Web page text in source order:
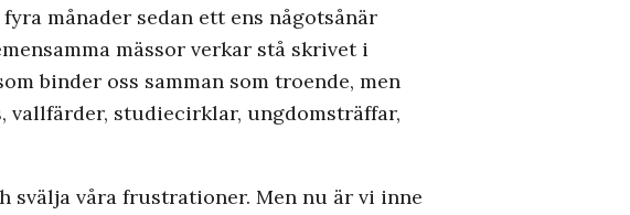
månader sedan ett ens någotsånär
mässor verkar stå skrivet i
binder oss samman som troende, men
vallfärder, studiecirklar, ungdomsträffar,
svälja våra frustrationer. Men nu är vi inne